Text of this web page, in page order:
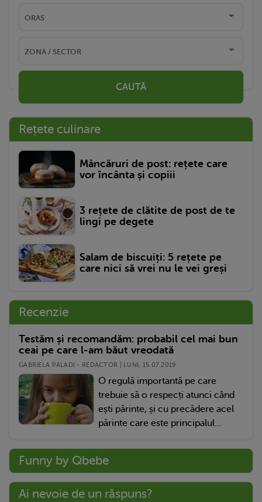
CAUTĂ
Rețete culinare
Mâncăruri de post: rețete care
vor încânta și copiii
3 rețete de clătite de post de te
lingi pe degete
Salam de biscuiți: 5 rețete pe
care nici să vrei nu le vei greși
Recenzie
Testăm și recomandăm: probabil cel mai bun
ceai pe care l-am băut vreodată
GABRIELA PALADI - REDACTOR | LUNI, 15.07.2019
O regulă importantă pe care
trebuie să o respecți atunci când
ești părinte, și cu precădere acel
părinte care este principalul...
Funny by Qbebe
Ai nevoie de un răspuns?